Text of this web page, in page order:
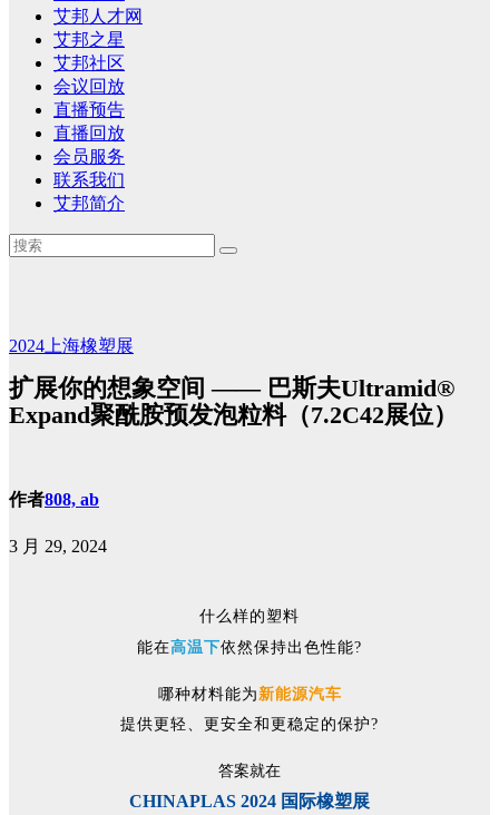
艾邦人才网
艾邦之星
艾邦社区
会议回放
直播预告
直播回放
会员服务
联系我们
艾邦简介
2024上海橡塑展
扩展你的想象空间 —— 巴斯夫Ultramid®
Expand聚酰胺预发泡粒料（7.2C42展位）
作者808, ab
3 月 29, 2024
什么样的塑料
能在高温下依然保持出色性能?
哪种材料能为新能源汽车
提供更轻、更安全和更稳定的保护?
答案就在
CHINAPLAS 2024 国际橡塑展